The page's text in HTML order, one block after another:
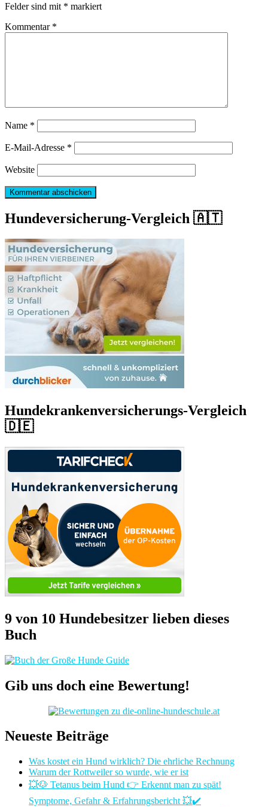
Felder sind mit * markiert
Kommentar *
Name *
E-Mail-Adresse *
Website
Hundeversicherung-Vergleich 🇦🇹
Hundekrankenversicherungs-Vergleich
🇩🇪
9 von 10 Hundebesitzer lieben dieses
Buch
Gib uns doch eine Bewertung!
Neueste Beiträge
Was kostet ein Hund wirklich? Die ehrliche Rechnung
Warum der Rottweiler so wurde, wie er ist
💥🐶 Tetanus beim Hund 👉 Erkennt man zu spät!
Symptome, Gefahr & Erfahrungsbericht 💥✔️